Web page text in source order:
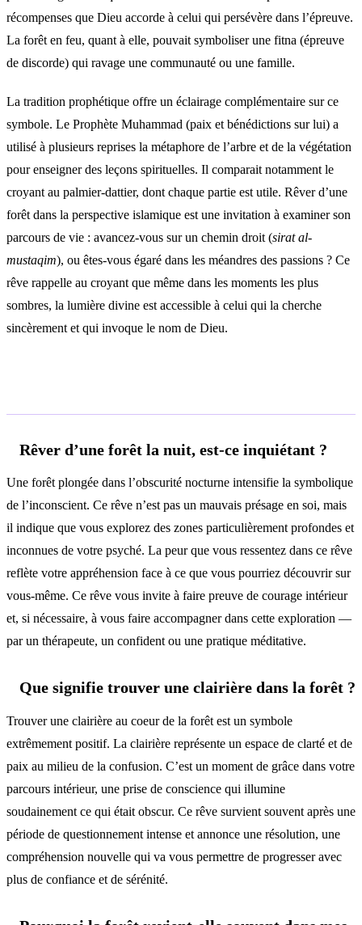
récompenses que Dieu accorde à celui qui persévère dans l’épreuve.
La forêt en feu, quant à elle, pouvait symboliser une fitna (épreuve
de discorde) qui ravage une communauté ou une famille.
La tradition prophétique offre un éclairage complémentaire sur ce
symbole. Le Prophète Muhammad (paix et bénédictions sur lui) a
utilisé à plusieurs reprises la métaphore de l’arbre et de la végétation
pour enseigner des leçons spirituelles. Il comparait notamment le
croyant au palmier-dattier, dont chaque partie est utile. Rêver d’une
forêt dans la perspective islamique est une invitation à examiner son
parcours de vie : avancez-vous sur un chemin droit (sirat al-
mustaqim), ou êtes-vous égaré dans les méandres des passions ? Ce
rêve rappelle au croyant que même dans les moments les plus
sombres, la lumière divine est accessible à celui qui la cherche
sincèrement et qui invoque le nom de Dieu.
Rêver d’une forêt la nuit, est-ce inquiétant ?
Une forêt plongée dans l’obscurité nocturne intensifie la symbolique
de l’inconscient. Ce rêve n’est pas un mauvais présage en soi, mais
il indique que vous explorez des zones particulièrement profondes et
inconnues de votre psyché. La peur que vous ressentez dans ce rêve
reflète votre appréhension face à ce que vous pourriez découvrir sur
vous-même. Ce rêve vous invite à faire preuve de courage intérieur
et, si nécessaire, à vous faire accompagner dans cette exploration —
par un thérapeute, un confident ou une pratique méditative.
Que signifie trouver une clairière dans la forêt ?
Trouver une clairière au coeur de la forêt est un symbole
extrêmement positif. La clairière représente un espace de clarté et de
paix au milieu de la confusion. C’est un moment de grâce dans votre
parcours intérieur, une prise de conscience qui illumine
soudainement ce qui était obscur. Ce rêve survient souvent après une
période de questionnement intense et annonce une résolution, une
compréhension nouvelle qui va vous permettre de progresser avec
plus de confiance et de sérénité.